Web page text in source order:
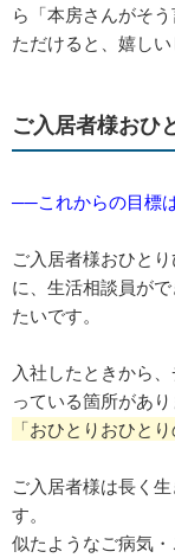
ら「本房さんがそ
ただけると、嬉し
ご入居者様おひ
──これからの目標
ご入居者様おひと
に、生活相談員が
たいです。
入社したときから
っている箇所があり
「おひとりおひと
ご入居者様は長く
す。
似たようなご病気